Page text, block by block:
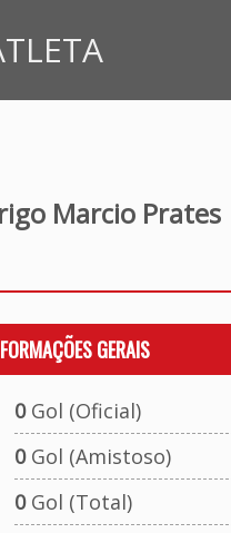
Marcio Prates
GERAIS
0Gol (Oficial)
0Gol (Amistoso)
0Gol (Total)